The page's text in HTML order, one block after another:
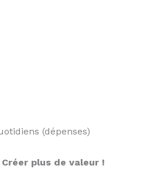
(dépenses)
plus de valeur !